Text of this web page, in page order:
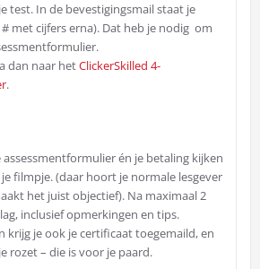
test. In de bevestigingsmail staat je
met cijfers erna). Dat heb je nodig om
dan naar hetClickerSkilled 4-
.
én je betaling kijken
filmpje. (daar hoort je normale lesgever
het juist objectief). Na maximaal 2
inclusief opmerkingen en tips.
krijg je ook je certificaat toegemaild, en
rozet – die is voor je paard.